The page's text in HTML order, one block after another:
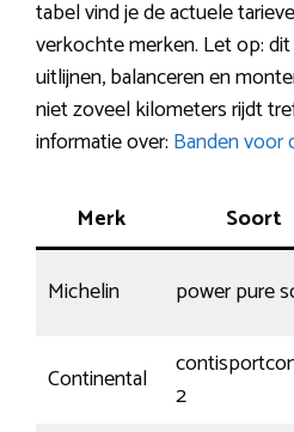
tabel vind je de actuele
verkochte merken. Let op:
uitlijnen, balanceren en
niet zoveel kilometers rijdt
informatie over: Banden voor
Merk Soort
Michelin power pure
Continental
2